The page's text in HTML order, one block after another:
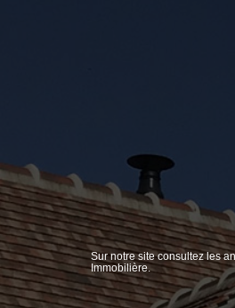
Sur notre site consultez les
Immobilière.